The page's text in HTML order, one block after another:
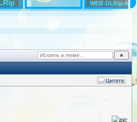
WEB-DLRip-AVC